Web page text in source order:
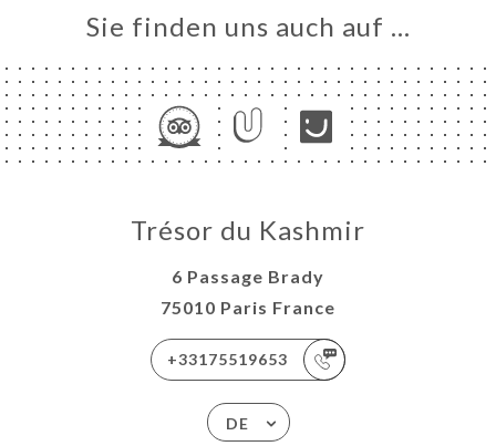
Sie finden uns auch auf …
Trésor du Kashmir
6 Passage Brady
75010 Paris France
+33175519653
DE